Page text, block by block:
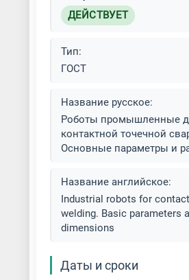
ДЕЙСТВУЕТ
Тип:
ГОСТ
Название русское:
Роботы промышленные
контактной точечной
Основные параметры и
Название английское:
Industrial robots for
welding. Basic parameters
dimensions
Даты и сроки